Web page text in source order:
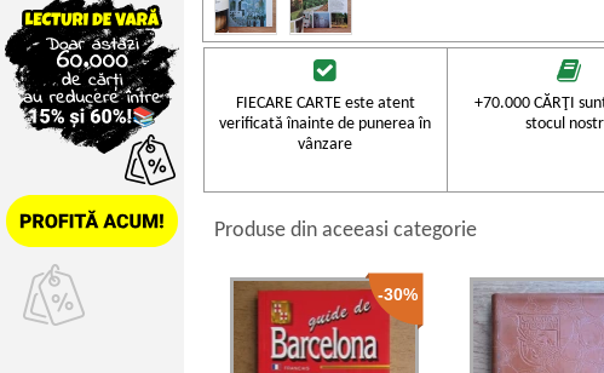
FIECARE CARTE este atent
verificată înainte de punerea în
vânzare
+70.000 CĂRŢI
stocul
Produse din aceeasi categorie
-30%